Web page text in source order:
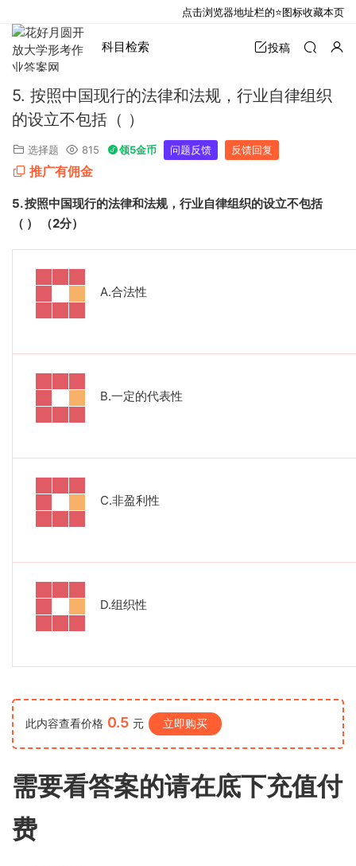
科目检索 投稿
5. 按照中国现行的法律和法规，行业自律组织
的设立不包括（ ）
选择题 815 领5金币 问题反馈 反馈回复
推广有佣金
5.按照中国现行的法律和法规，行业自律组织的设立不包括
（ ） （2分）
A.合法性
B.一定的代表性
C.非盈利性
D.组织性
此内容查看价格 0.5 元 立即购买
需要看答案的请在底下充值付
费
点击浏览器地址栏的⭐图标收藏本页